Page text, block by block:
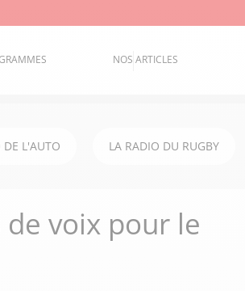
NOS ARTICLES
DE L'AUTO LA RADIO DU RUGBY
voix pour le